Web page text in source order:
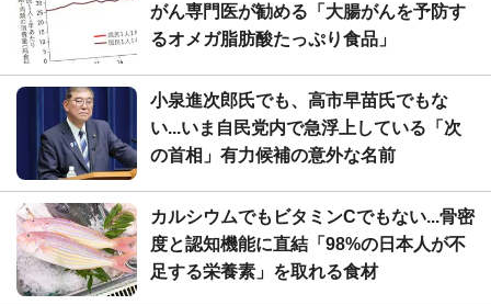
がん専門医が勧める「大腸がんを予防す
るオメガ脂肪酸たっぷり食品」
小泉進次郎氏でも、高市早苗氏でもな
い...いま自民党内で急浮上している「次
の首相」有力候補の意外な名前
カルシウムでもビタミンCでもない...骨密
度と認知機能に直結「98%の日本人が不
足する栄養素」を取れる食材